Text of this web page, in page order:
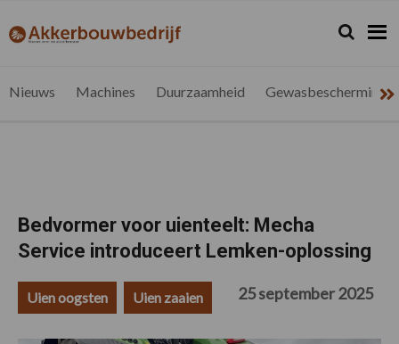
de
de
de
de
akkerbouwbedrijf.be
Nieuws
Zoeken...
Zoek
Nieuws Machines Duurzaamheid Gewasbescherming
Bedvormer voor uienteelt: Mecha
Service introduceert Lemken-oplossing
Uien oogsten Uien zaaien 25 september 2025